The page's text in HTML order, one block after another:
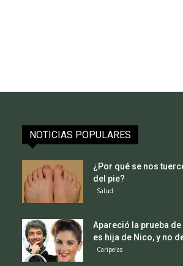
NOTICIAS POPULARES
¿Por qué se nos
del pie?
Salud
Apareció la prueba
es hija de Nico, y no
Caripelas